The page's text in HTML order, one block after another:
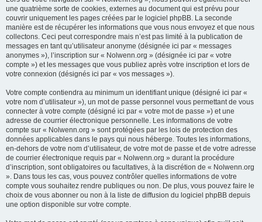
une quatrième sorte de cookies, externes au document qui est prévu pour
couvrir uniquement les pages créées par le logiciel phpBB. La seconde
manière est de récupérer les informations que vous nous envoyez et que nous
collectons. Ceci peut correspondre mais n’est pas limité à la publication de
messages en tant qu’utilisateur anonyme (désignée ici par « messages
anonymes »), l’inscription sur « Nolwenn.org » (désignée ici par « votre
compte ») et les messages que vous publiez après votre inscription et lors de
votre connexion (désignés ici par « vos messages »).
Votre compte contiendra au minimum un identifiant unique (désigné ici par «
votre nom d’utilisateur »), un mot de passe personnel vous permettant de vous
connecter à votre compte (désigné ici par « votre mot de passe ») et une
adresse de courrier électronique personnelle. Les informations de votre
compte sur « Nolwenn.org » sont protégées par les lois de protection des
données applicables dans le pays qui nous héberge. Toutes les informations,
en-dehors de votre nom d’utilisateur, de votre mot de passe et de votre adresse
de courrier électronique requis par « Nolwenn.org » durant la procédure
d’inscription, sont obligatoires ou facultatives, à la discrétion de « Nolwenn.org
». Dans tous les cas, vous pouvez contrôler quelles informations de votre
compte vous souhaitez rendre publiques ou non. De plus, vous pouvez faire le
choix de vous abonner ou non à la liste de diffusion du logiciel phpBB depuis
une option disponible sur votre compte.